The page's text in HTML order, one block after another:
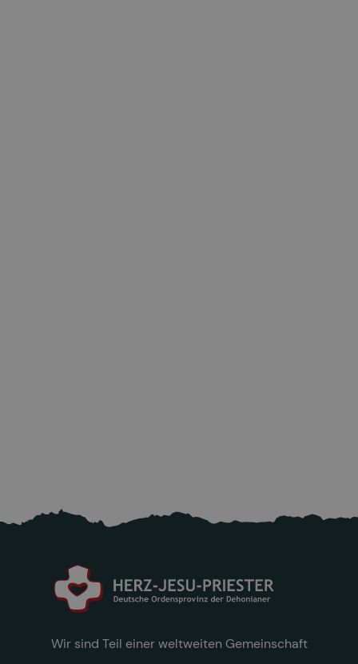
Wir sind Teil einer weltweiten Gemeinschaft